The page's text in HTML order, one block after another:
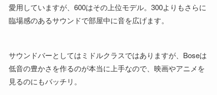
愛用していますが、600はその上位モデル。300よりもさらに
臨場感のあるサウンドで部屋中に音を広げます。
サウンドバーとしてはミドルクラスではありますが、Boseは
低音の豊かさを作るのが本当に上手なので、映画やアニメを
見るのにもバッチリ。